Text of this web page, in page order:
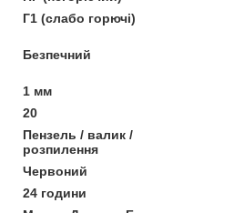
Г1 (слабо горючі)
Безпечний
1 мм
20
Пензель / валик /
розпилення
Червоний
24 години